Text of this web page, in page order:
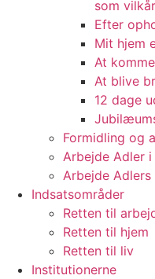
som vilkår
Efter
Mit hjem
At
At blive
12 dage
Formidling og
Arbejde Adler i
Arbejde
Indsatsområder
Retten til
Retten til hjem
Retten til liv
Institutionerne